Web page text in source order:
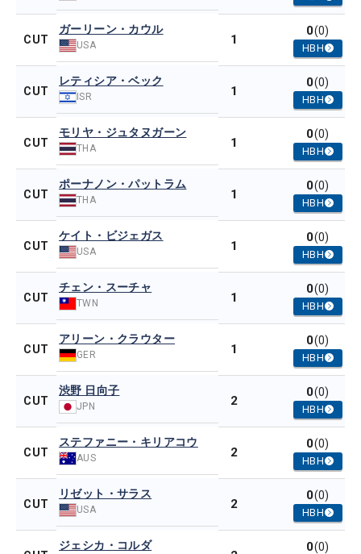
CUT
ガーリーン・カウル
USA 1
0(0)
HBH
CUT
レティシア・ベック
ISR 1
0(0)
HBH
CUT
モリヤ・ジュタヌガーン
THA 1
0(0)
HBH
CUT
ポーナノン・パットラム
THA 1
0(0)
HBH
CUT
ケイト・ビジェガス
USA 1
0(0)
HBH
CUT
チェン・スーチャ
TWN 1
0(0)
HBH
CUT
アリーン・クラウター
GER 1
0(0)
HBH
CUT
渋野 日向子
JPN 2
0(0)
HBH
CUT
ステファニー・キリアコウ
AUS 2
0(0)
HBH
CUT
リゼット・サラス
USA 2
0(0)
HBH
ジェシカ・コルダ 0(0)